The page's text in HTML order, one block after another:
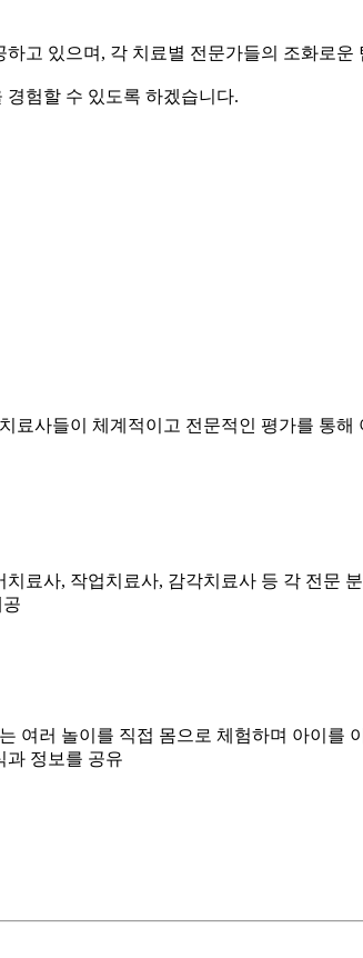
고 있으며, 각 치료별 전문가들의 조화로
험할 수 있도록 하겠습니다.
료사들이 체계적이고 전문적인 평가를 통
료사, 작업치료사, 감각치료사 등 각 전문
여러 놀이를 직접 몸으로 체험하며 아이를
과 정보를 공유